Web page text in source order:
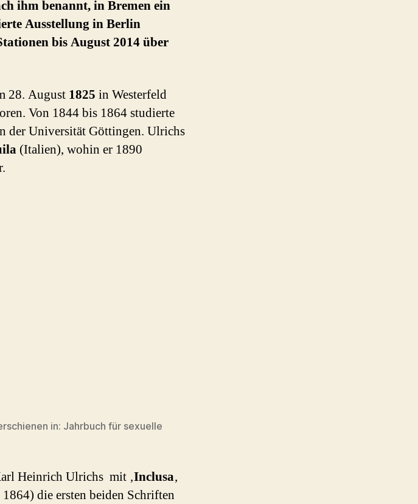
ihm benannt, in Bremen ein
Ausstellung in Berlin
bis August 2014 über
28. August 1825 in Westerfeld
Von 1844 bis 1864 studierte
der Universität Göttingen. Ulrichs
(Italien), wohin er 1890
in: Jahrbuch für sexuelle
Heinrich Ulrichs mit ‚Inclusa‚
1864) die ersten beiden Schriften